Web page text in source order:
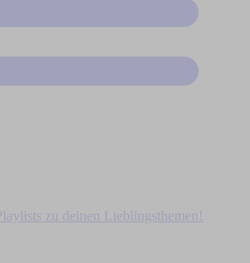
zu deinen Lieblingsthemen!